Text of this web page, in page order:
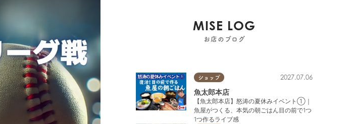
MISE LOG
お店のブログ
ショップ 2027.07.06
魚太郎本店
【魚太郎本店】怒涛の夏休みイベント①｜
魚屋がつくる、本気の朝ごはん目の前で1つ
1つ作るライブ感